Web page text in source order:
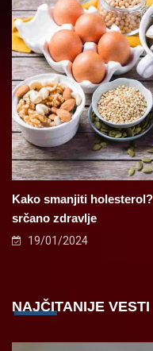
Kako smanjiti
srčano zdravlje
19/01/2024
NAJČITANIJE VESTI